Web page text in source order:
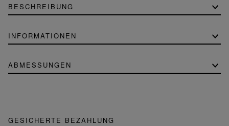
BESCHREIBUNG
INFORMATIONEN
ABMESSUNGEN
GESICHERTE BEZAHLUNG